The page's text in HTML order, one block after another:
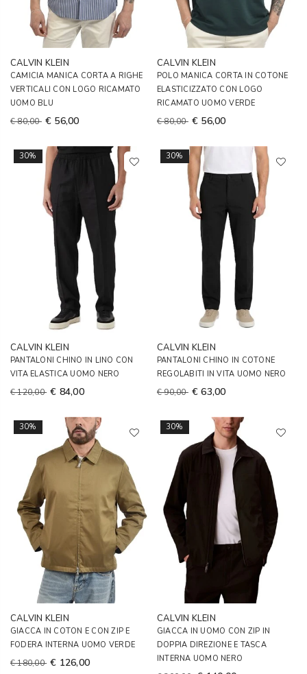
CALVIN KLEIN
CAMICIA MANICA CORTA A RIGHE
VERTICALI CON LOGO RICAMATO
UOMO BLU
€ 80,00 € 56,00
CALVIN KLEIN
POLO MANICA CORTA IN COTONE
ELASTICIZZATO CON LOGO
RICAMATO UOMO VERDE
€ 80,00 € 56,00
30%
CALVIN KLEIN
PANTALONI CHINO IN LINO CON
VITA ELASTICA UOMO NERO
€ 120,00 € 84,00
30%
CALVIN KLEIN
PANTALONI CHINO IN COTONE
REGOLABITI IN VITA UOMO NERO
€ 90,00 € 63,00
30%
CALVIN KLEIN
GIACCA IN COTON E CON ZIP E
FODERA INTERNA UOMO VERDE
€ 180,00 € 126,00
30%
CALVIN KLEIN
GIACCA IN UOMO CON ZIP IN
DOPPIA DIREZIONE E TASCA
INTERNA UOMO NERO